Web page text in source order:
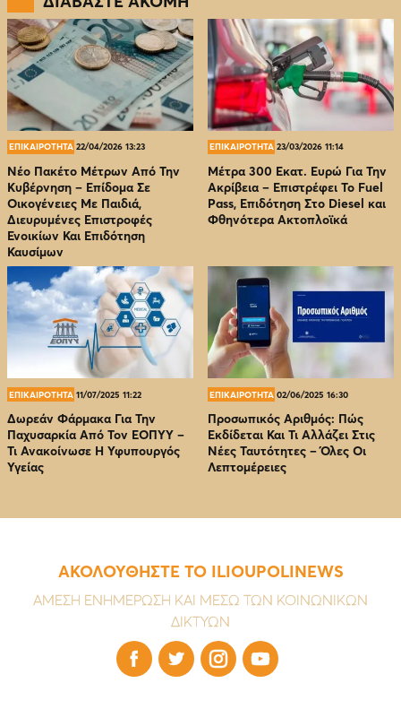
ΕΠΙΚΑΙΡΟΤΗΤΑ 22/04/2026 13:23
Νέο Πακέτο Μέτρων Από Την
Κυβέρνηση – Επίδομα Σε
Οικογένειες Με Παιδιά,
Διευρυμένες Επιστροφές
Ενοικίων Και Επιδότηση
Καυσίμων
ΕΠΙΚΑΙΡΟΤΗΤΑ 23/03/2026 11:14
Μέτρα 300 Εκατ. Ευρώ Για Την
Ακρίβεια – Επιστρέφει Το Fuel
Pass, Επιδότηση Στο Diesel και
Φθηνότερα Ακτοπλοϊκά
ΕΠΙΚΑΙΡΟΤΗΤΑ 11/07/2025 11:22
Δωρεάν Φάρμακα Για Την
Παχυσαρκία Από Τον EOΠΥΥ –
Τι Ανακοίνωσε Η Υφυπουργός
Υγείας
ΕΠΙΚΑΙΡΟΤΗΤΑ 02/06/2025 16:30
Προσωπικός Αριθμός: Πώς
Εκδίδεται Και Τι Αλλάζει Στις
Νέες Ταυτότητες – Όλες Οι
Λεπτομέρειες
ΑΚΟΛΟΥΘΗΣΤΕ ΤΟ ILIOUPOLINEWS
ΑΜΕΣΗ ΕΝΗΜΕΡΩΣΗ ΚΑΙ ΜΕΣΩ ΤΩΝ ΚΟΙΝΩΝΙΚΩΝ
ΔΙΚΤΥΩΝ
   